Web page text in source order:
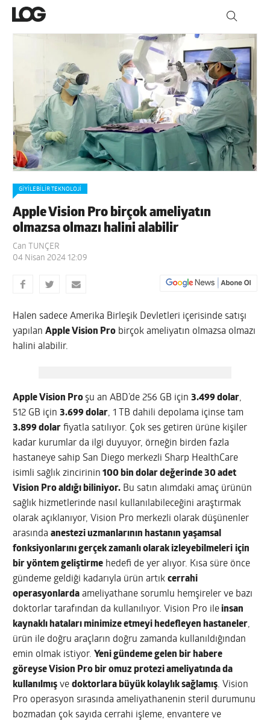
GIYILEBILIR TEKNOLOJI
Apple Vision Pro birçok ameliyatın
olmazsa olmazı halini alabilir
Can TUNÇER
04 Nisan 2024 12:09
Halen sadece Amerika Birleşik Devletleri içerisinde satışı
yapılanApple Vision Pro birçok ameliyatın olmazsa olmazı
halini alabilir.
Apple Vision Pro şu an ABD’de 256 GB için3.499 dolar,
512 GB için3.699 dolar, 1 TB dahili depolama içinse tam
3.899 dolar fiyatla satılıyor. Çok ses getiren ürüne kişiler
kadar kurumlar da ilgi duyuyor, örneğin birden fazla
hastaneye sahip San Diego merkezli Sharp HealthCare
isimli sağlık zincirinin 100 bin dolar değerinde 30 adet
Vision Pro aldığı biliniyor. Bu satın alımdaki amaç ürünün
sağlık hizmetlerinde nasıl kullanılabileceğini araştırmak
olarak açıklanıyor, Vision Pro merkezli olarak düşünenler
arasındaanestezi uzmanlarının hastanın yaşamsal
fonksiyonlarını gerçek zamanlı olarak izleyebilmeleri için
bir yöntem geliştirme hedefi de yer alıyor. Kısa süre önce
gündeme geldiği kadarıyla ürün artıkcerrahi
operasyonlarda ameliyathane sorumlu hemşireler ve bazı
doktorlar tarafından da kullanılıyor. Vision Pro ileinsan
kaynaklı hataları minimize etmeyi hedefleyen hastaneler,
ürün ile doğru araçların doğru zamanda kullanıldığından
emin olmak istiyor. Yeni gündeme gelen bir habere
göreyse Vision Pro bir omuz protezi ameliyatında da
kullanılmış vedoktorlara büyük kolaylık sağlamış. Vision
Pro operasyon sırasında ameliyathanenin steril durumunu
bozmadan çok sayıda cerrahi işleme, envantere ve